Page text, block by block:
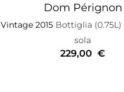
Dom Pérignon
Vintage 2015Bottiglia (0.75L)
sola
229,00 €